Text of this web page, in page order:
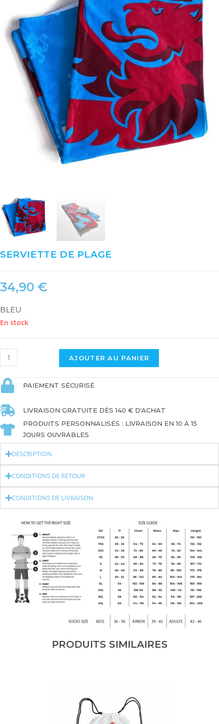
SERVIETTE DE PLAGE
34,90 €
BLEU
En stock
quantité
de
SERVIETTE
DE
PLAGE
AJOUTER AU PANIER
PAIEMENT SÉCURISÉ
LIVRAISON GRATUITE DÈS 140 € D'ACHAT
PRODUITS PERSONNALISÉS : LIVRAISON EN 10 À 15
JOURS OUVRABLES
DESCRIPTION
CONDITIONS DE RETOUR
CONDITIONS DE LIVRAISON
PRODUITS SIMILAIRES